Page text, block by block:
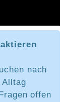
nach
Alltag
offen